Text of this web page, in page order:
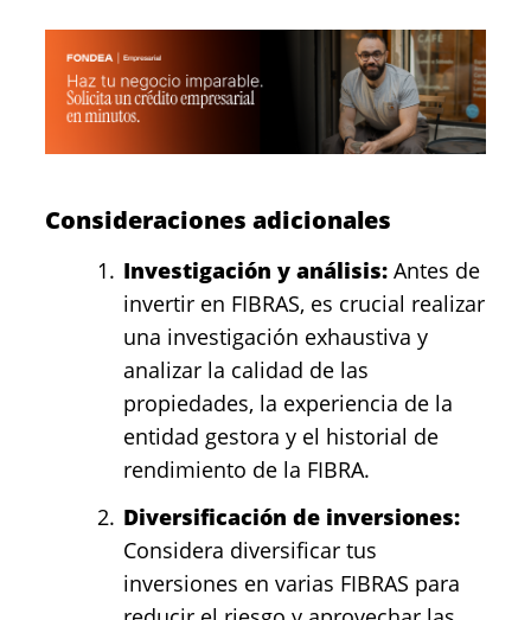
Consideraciones adicionales
Investigación y análisis: Antes de
invertir en FIBRAS, es crucial realizar
una investigación exhaustiva y
analizar la calidad de las
propiedades, la experiencia de la
entidad gestora y el historial de
rendimiento de la FIBRA.
Diversificación de inversiones:
Considera diversificar tus
inversiones en varias FIBRAS para